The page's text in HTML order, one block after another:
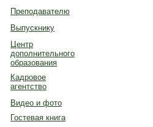
Преподавателю
Выпускнику
Центр
дополнительного
образования
Кадровое
агентство
Видео и фото
Гостевая книга